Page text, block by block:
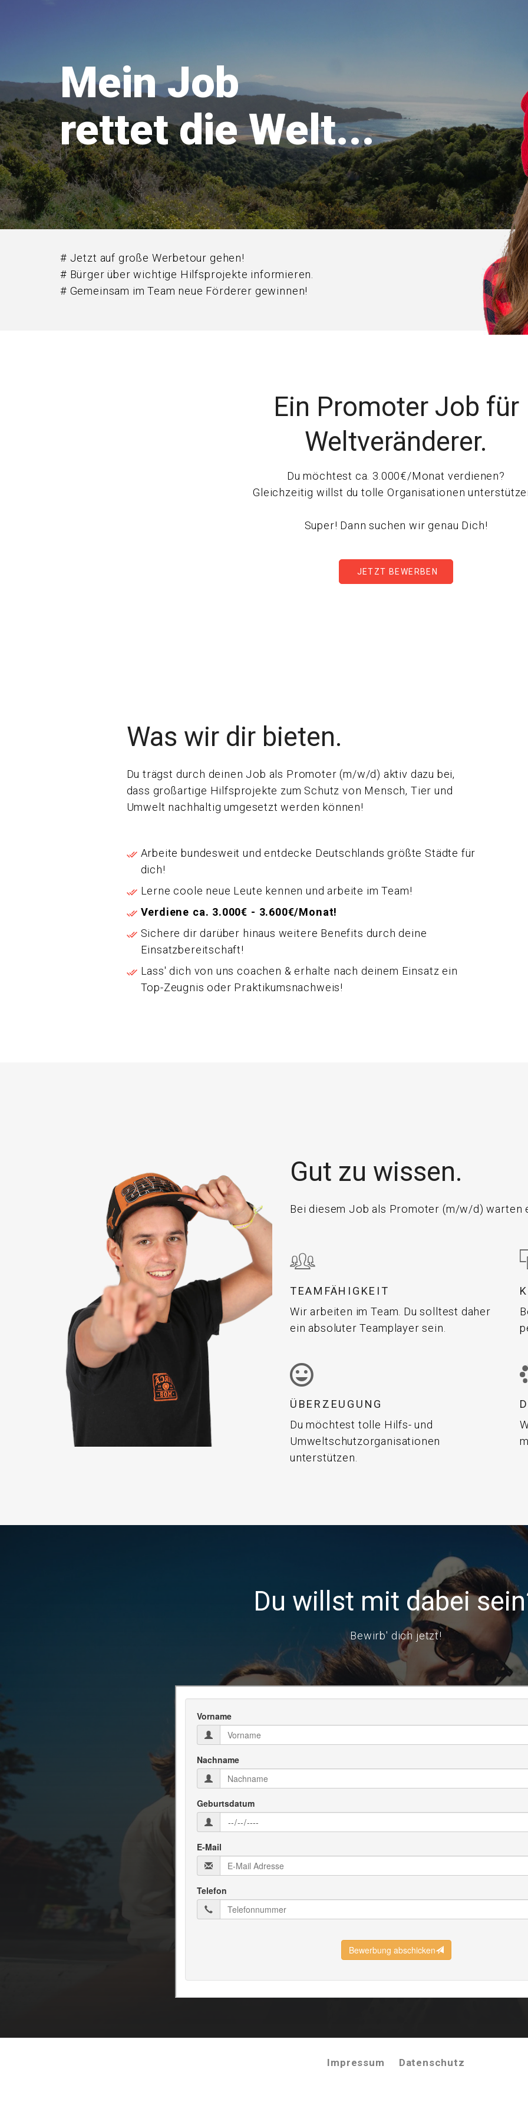
Mein Job
rettet die Welt...
# Jetzt auf große Werbetour gehen!
# Bürger über wichtige Hilfsprojekte informieren.
# Gemeinsam im Team neue Förderer gewinnen!
Ein Promoter Job für
Weltveränderer.
Du möchtest ca. 3.000€/Monat verdienen?
Gleichzeitig willst du tolle Organisationen
Super! Dann suchen wir genau Dich!
JETZT BEWERBEN
Was wir dir bieten.
Du trägst durch deinen Job als Promoter (m/w/d) aktiv dazu bei,
dass großartige Hilfsprojekte zum Schutz von Mensch, Tier und
Umwelt nachhaltig umgesetzt werden können!
Arbeite bundesweit und entdecke Deutschlands größte Städte für
dich!
Lerne coole neue Leute kennen und arbeite im Team!
Verdiene ca. 3.000€ - 3.600€/Monat!
Sichere dir darüber hinaus weitere Benefits durch deine
Einsatzbereitschaft!
Lass' dich von uns coachen & erhalte nach deinem Einsatz ein
Top-Zeugnis oder Praktikumsnachweis!
Gut zu wissen.
Bei diesem Job als Promoter (m/w/d) warten
TEAMFÄHIGKEIT
Wir arbeiten im Team. Du solltest daher
ein absoluter Teamplayer sein.
ÜBERZEUGUNG
Du möchtest tolle Hilfs- und
Umweltschutzorganisationen
unterstützen.
Du willst mit dabei
Bewirb' dich jetzt!
Impressum Datenschutz